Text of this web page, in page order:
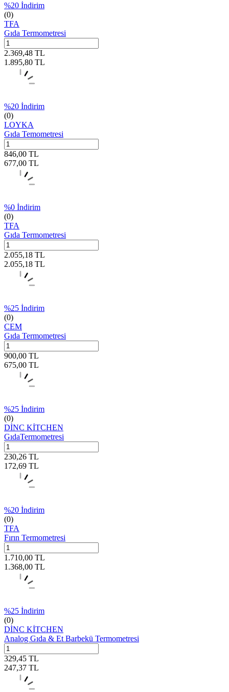
%20 İndirim
(0)
TFA
Gıda Termometresi
2.369,48 TL
1.895,80 TL
%20 İndirim
(0)
LOYKA
Gıda Temometresi
846,00 TL
677,00 TL
%0 İndirim
(0)
TFA
Gıda Termometresi
2.055,18 TL
2.055,18 TL
%25 İndirim
(0)
CEM
Gıda Termometresi
900,00 TL
675,00 TL
%25 İndirim
(0)
DİNC KİTCHEN
GıdaTermometresi
230,26 TL
172,69 TL
%20 İndirim
(0)
TFA
Fırın Termometresi
1.710,00 TL
1.368,00 TL
%25 İndirim
(0)
DİNC KİTCHEN
Analog Gıda & Et Barbekü Termometresi
329,45 TL
247,37 TL